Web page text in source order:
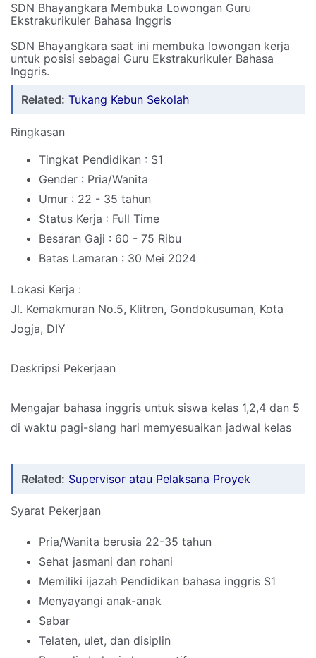
SDN Bhayangkara Membuka Lowongan Guru
Ekstrakurikuler Bahasa Inggris
SDN Bhayangkara saat ini membuka lowongan kerja
untuk posisi sebagai Guru Ekstrakurikuler Bahasa
Inggris.
Related: Tukang Kebun Sekolah
Ringkasan
Tingkat Pendidikan : S1
Gender : Pria/Wanita
Umur : 22 - 35 tahun
Status Kerja : Full Time
Besaran Gaji : 60 - 75 Ribu
Batas Lamaran : 30 Mei 2024
Lokasi Kerja :
Jl. Kemakmuran No.5, Klitren, Gondokusuman, Kota
Jogja, DIY
Deskripsi Pekerjaan
Mengajar bahasa inggris untuk siswa kelas 1,2,4 dan 5
di waktu pagi-siang hari memyesuaikan jadwal kelas
Related: Supervisor atau Pelaksana Proyek
Syarat Pekerjaan
Pria/Wanita berusia 22-35 tahun
Sehat jasmani dan rohani
Memiliki ijazah Pendidikan bahasa inggris S1
Menyayangi anak-anak
Sabar
Telaten, ulet, dan disiplin